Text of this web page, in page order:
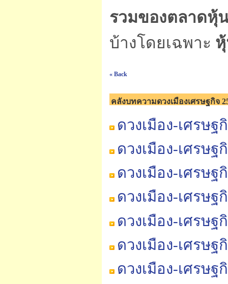
รวมของตลาดหุ้
บ้างโดยเฉพาะ
« Back
คลังบทความดวงเมืองเศรษฐกิจ
ดวงเมือง-เศรษฐ
ดวงเมือง-เศรษฐ
ดวงเมือง-เศรษฐ
ดวงเมือง-เศรษ
ดวงเมือง-เศรษ
ดวงเมือง-เศรษ
ดวงเมือง-เศรษ